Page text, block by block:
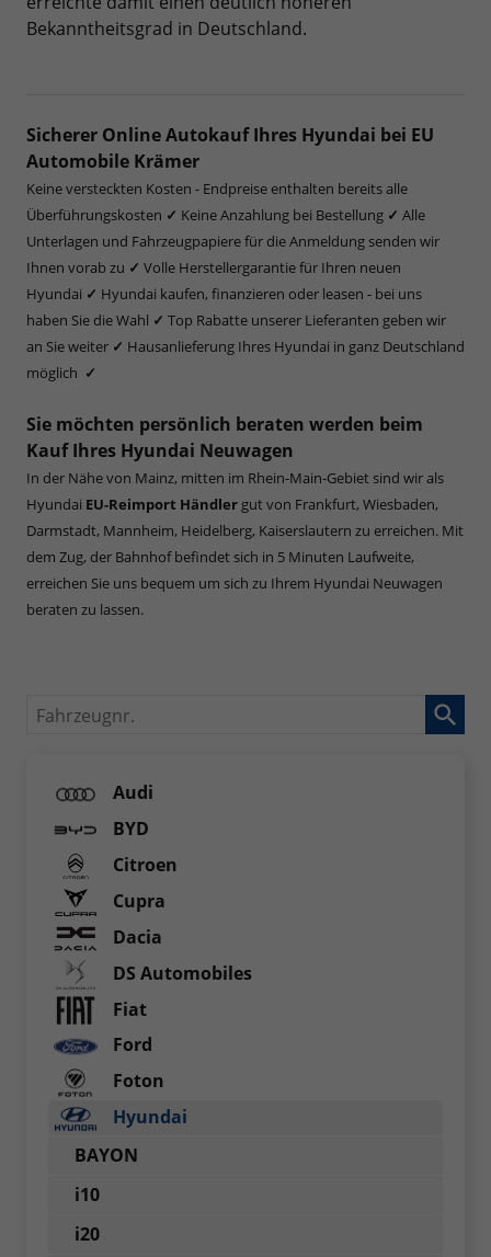
Bekanntheitsgrad in Deutschland.
Sicherer Online Autokauf Ihres Hyundai bei EU
Automobile Krämer
Keine versteckten Kosten - Endpreise enthalten bereits alle
Überführungskosten ✓ Keine Anzahlung bei Bestellung ✓ Alle
Unterlagen und Fahrzeugpapiere für die Anmeldung senden wir
Ihnen vorab zu ✓ Volle Herstellergarantie für Ihren neuen
Hyundai ✓ Hyundai kaufen, finanzieren oder leasen - bei uns
haben Sie die Wahl ✓ Top Rabatte unserer Lieferanten geben wir
an Sie weiter ✓ Hausanlieferung Ihres Hyundai in ganz Deutschland
möglich ✓
Sie möchten persönlich beraten werden beim
Kauf Ihres Hyundai Neuwagen
In der Nähe von Mainz, mitten im Rhein-Main-Gebiet sind wir als
Hyundai EU-Reimport Händler gut von Frankfurt, Wiesbaden,
Darmstadt, Mannheim, Heidelberg, Kaiserslautern zu erreichen. Mit
dem Zug, der Bahnhof befindet sich in 5 Minuten Laufweite,
erreichen Sie uns bequem um sich zu Ihrem Hyundai Neuwagen
beraten zu lassen.
Fahrzeugnr.
Audi
BYD
Citroen
Cupra
Dacia
DS Automobiles
Fiat
Ford
Foton
Hyundai
BAYON
i10
i20